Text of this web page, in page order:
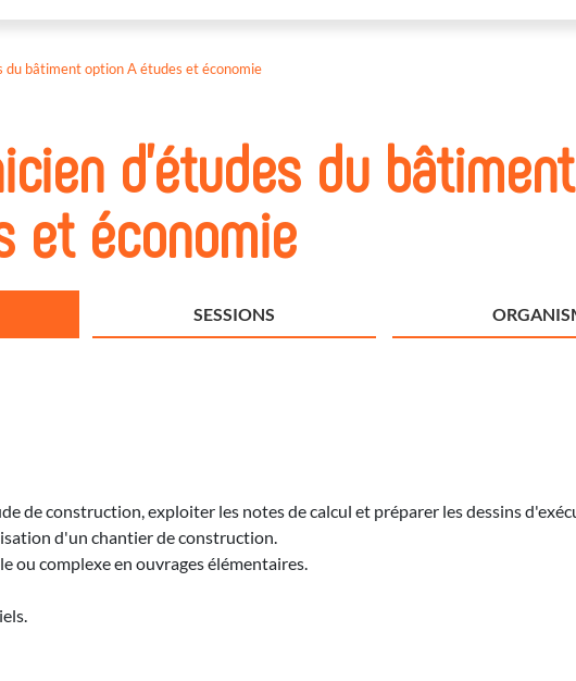
du bâtiment option A études et économie
d'études du bâtiment
et économie
SESSIONS
de construction, exploiter les notes de calcul et préparer les dessins
d'un chantier de construction.
ou complexe en ouvrages élémentaires.